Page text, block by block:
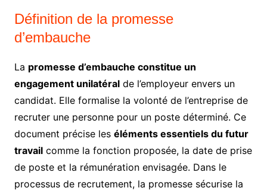
Définition de la promesse
d’embauche
La promesse d’embauche constitue un
engagement unilatéralde l’employeur envers un
candidat. Elle formalise la volonté de l’entreprise de
recruter une personne pour un poste déterminé. Ce
document précise les éléments essentiels du futur
travailcomme la fonction proposée, la date de prise
de poste et la rémunération envisagée. Dans le
processus de recrutement, la promesse sécurise la